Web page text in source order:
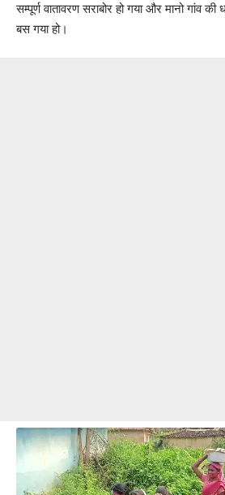
सम्पूर्ण वातावरण सराबोर हो गया और मानो गांव
बस गया हो।